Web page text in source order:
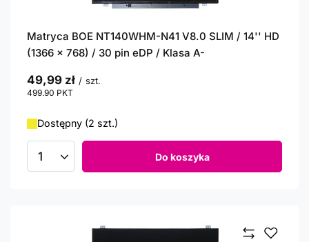
Matryca BOE NT140WHM-N41 V8.0 SLIM / 14'' HD
(1366 x 768) / 30 pin eDP / Klasa A-
49,99 zł / szt.
499.90 PKT
Dostępny (2 szt.)
Ilość produktów Do koszyka